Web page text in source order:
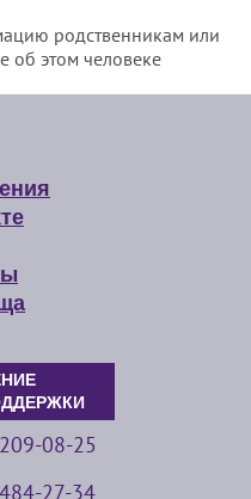
родственникам или
об этом человеке
08-25
27-34